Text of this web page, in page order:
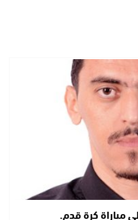
مباراة كرة قدم.